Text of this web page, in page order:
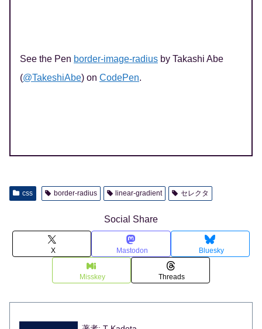
See the Pen border-image-radius by Takashi Abe
(@TakeshiAbe) on CodePen.
css border-radius linear-gradient セレクタ
Social Share
X Mastodon Bluesky
Misskey Threads